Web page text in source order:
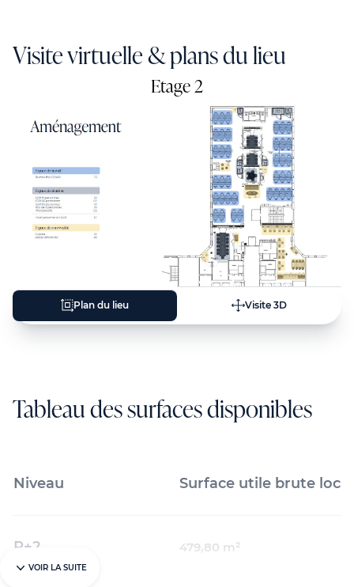
Visite virtuelle & plans du lieu
Etage 2
Plan du lieu Visite 3D
Tableau des surfaces disponibles
Niveau Surface utile brute
R+2 479,80 m²
VOIR LA SUITE